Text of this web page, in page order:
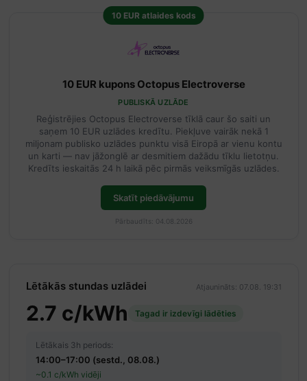
10 EUR atlaides kods
10 EUR kupons Octopus Electroverse
PUBLISKĀ UZLĀDE
Reģistrējies Octopus Electroverse tīklā caur šo saiti un
saņem 10 EUR uzlādes kredītu. Piekļuve vairāk nekā 1
miljonam publisko uzlādes punktu visā Eiropā ar vienu kontu
un karti — nav jāžonglē ar desmitiem dažādu tīklu lietotņu.
Kredīts ieskaitās 24 h laikā pēc pirmās veiksmīgās uzlādes.
Skatīt piedāvājumu
Pārbaudīts: 04.08.2026
Lētākās stundas uzlādei Atjaunināts: 07.08. 19:31
2.7 c/kWh Tagad ir izdevīgi lādēties
Lētākais 3h periods:
14:00–17:00 (sestd., 08.08.)
~0.1 c/kWh vidēji